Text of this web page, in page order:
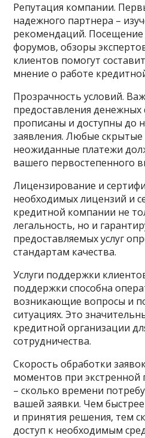
Репутация компании.
надежного партнера –
рекомендаций.
форумов, обзоры
клиентов помогут
мнение о работе
Прозрачность условий.
предоставления денежных
прописаны и доступны до
заявления. Любые скрытые
неожиданные платежи
вашего первостепенного
Лицензирование и
необходимых лицензий и
кредитной компании не
легальность, но и
предоставляемых услуг
стандартам качества.
Услуги поддержки
поддержки способна
возникающие вопросы и
ситуациях. Это
кредитной организации
сотрудничества.
Скорость обработки
моментов при экстренной
– сколько времени
вашей заявки. Чем
и принятия решения, тем
доступ к необходимым